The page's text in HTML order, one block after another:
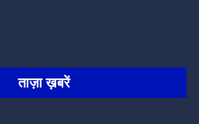
ताज़ा ख़बरें